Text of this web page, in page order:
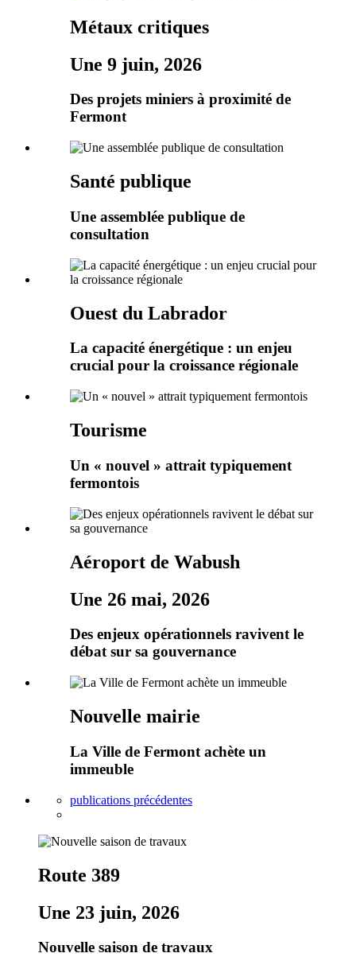
Métaux critiques
Une 9 juin, 2026
Des projets miniers à proximité de
Fermont
Santé publique
Une assemblée publique de
consultation
Ouest du Labrador
La capacité énergétique : un enjeu
crucial pour la croissance régionale
Tourisme
Un « nouvel » attrait typiquement
fermontois
Aéroport de Wabush
Une 26 mai, 2026
Des enjeux opérationnels ravivent le
débat sur sa gouvernance
Nouvelle mairie
La Ville de Fermont achète un
immeuble
publications précédentes
Route 389
Une 23 juin, 2026
Nouvelle saison de travaux